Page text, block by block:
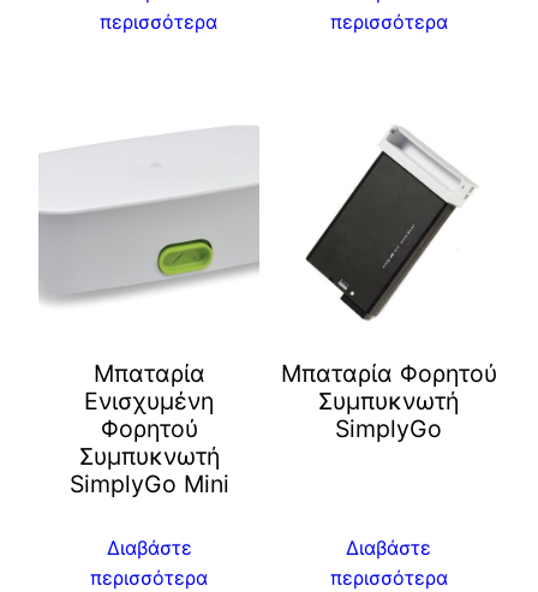
περισσότερα
περισσότερα
Μπαταρία
Ενισχυμένη
Φορητού
Συμπυκνωτή
SimplyGo Mini
Διαβάστε
περισσότερα
Μπαταρία Φορητού
Συμπυκνωτή
SimplyGo
Διαβάστε
περισσότερα